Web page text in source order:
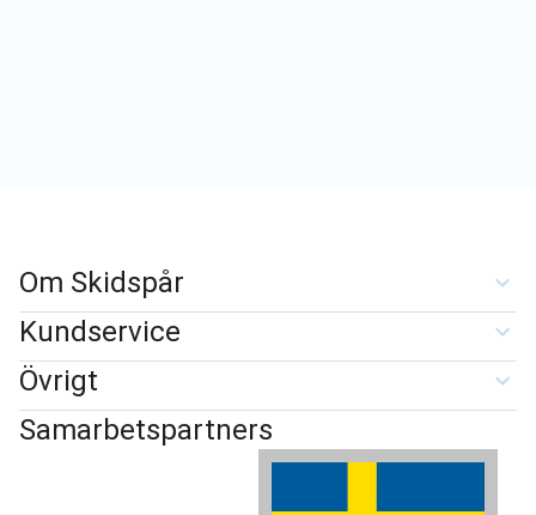
Om Skidspår
Kundservice
Övrigt
Samarbetspartners